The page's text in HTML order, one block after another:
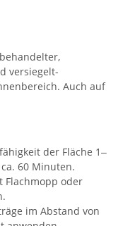
versiegelt-
Auch auf
der Fläche 1‒
60 Minuten.
Flachmopp oder
im Abstand von